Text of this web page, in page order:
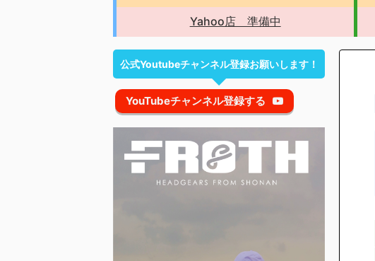
Yahoo店 準備中
公式Youtubeチャンネル登録お願いします！
YouTubeチャンネル登録する